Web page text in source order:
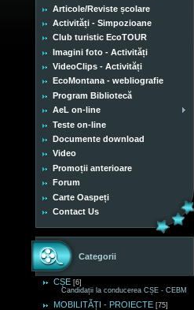
Articole/Reviste școlare
Activități - Simpozioane
Club turistic EcoTOUR
Imagini foto - Activități
VideoClips - Activități
EcoMontana - webliografie
Program Bibliotecă
AeL on-line
Teste on-line
Documente download
Video
Promoții anterioare
Forum
Carte Oaspeți
Contact Us
Categorii
CȘE [6]
Candidații la conducerea CȘE - CEBM
MOBILITĂȚI - PROIECTE [75]